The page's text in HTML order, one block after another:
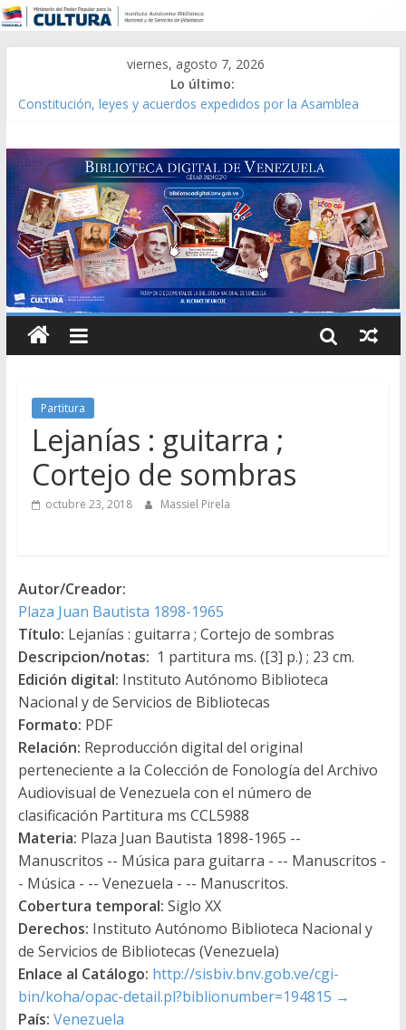
viernes, agosto 7, 2026
Lo último:
Constitución, leyes y acuerdos expedidos por la Asamblea
Modesta Bor Sánchez [material gráfico]
Gaceta Oficial de la República de Venezuela año CXXXIII Mes V,
Caracas 09 de marzo de 2006 N° 38.394
Catálogo temático de obras de Modesta Bor
Partitura
Lejanías : guitarra ;
Cortejo de sombras
octubre 23, 2018 Massiel Pirela
Autor/Creador:
Plaza Juan Bautista 1898-1965
Título: Lejanías : guitarra ; Cortejo de sombras
Descripcion/notas: 1 partitura ms. ([3] p.) ; 23 cm.
Edición digital: Instituto Autónomo Biblioteca
Nacional y de Servicios de Bibliotecas
Formato: PDF
Relación: Reproducción digital del original
perteneciente a la Colección de Fonología del Archivo
Audiovisual de Venezuela con el número de
clasificación Partitura ms CCL5988
Materia: Plaza Juan Bautista 1898-1965 --
Manuscritos -- Música para guitarra - -- Manuscritos -
- Música - -- Venezuela - -- Manuscritos.
Cobertura temporal: Siglo XX
Derechos: Instituto Autónomo Biblioteca Nacional y
de Servicios de Bibliotecas (Venezuela)
Enlace al Catálogo: http://sisbiv.bnv.gob.ve/cgi-
bin/koha/opac-detail.pl?biblionumber=194815 →
País: Venezuela